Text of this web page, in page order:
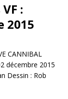
:
2015
CANNIBAL
décembre 2015
Dessin : Rob